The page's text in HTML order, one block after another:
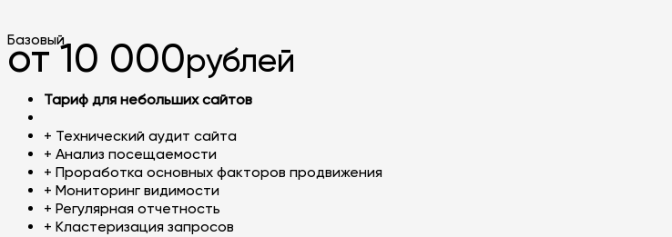
Базовый
от 10 000рублей
Тариф для небольших сайтов
+ Технический аудит сайта
+ Анализ посещаемости
+ Проработка основных факторов продвижения
+ Мониторинг видимости
+ Регулярная отчетность
+ Кластеризация запросов